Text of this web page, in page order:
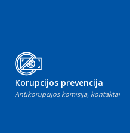
Korupcijos prevencija
Antikorupcijos komisija, kontaktai